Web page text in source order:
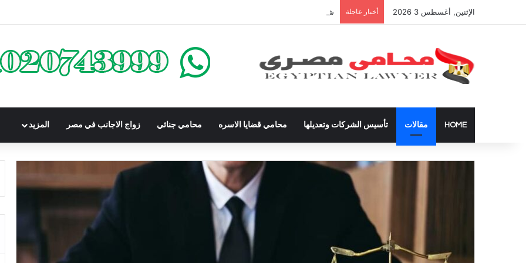
الإثنين, أغسطس 3 2026 أخبار عاجلة شراء العقارات داخل الكومباوندات تحت الإنشاء | أهم البنود التي تحمي المشتري في القانون المصري
HOME مقالات تأسيس الشركات وتعديلها محامي قضايا الاسره محامي جنائي زواج الاجانب في مصر المزيد